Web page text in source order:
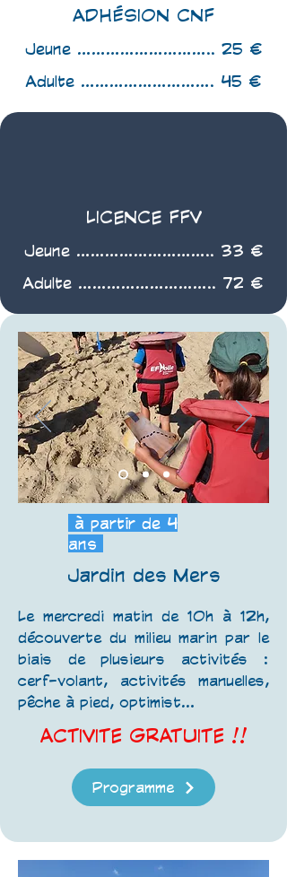
ADHÉSION CNF
Jeune ............................. 25 €
Adulte ............................ 45 €
LICENCE FFV
Jeune ............................. 33 €
Adulte ............................. 72 €
à partir de 4
ans
Jardin des Mers
Le mercredi matin de 10h à 12h,
découverte du milieu marin par le
biais de plusieurs activités :
cerf-volant, activités manuelles,
pêche à pied, optimist...
ACTIVITE GRATUITE !!
Programme